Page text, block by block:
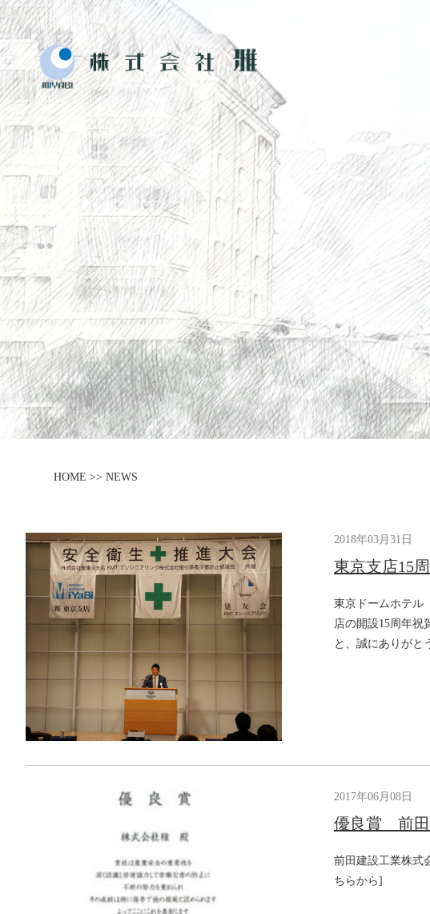
HOME >> NEWS
2018年03月31日
東京支店15
東京ドームホテ
店の開設15周年祝
と、誠にありが
2017年06月08日
優良賞 前田
前田建設工業株
ちらから]